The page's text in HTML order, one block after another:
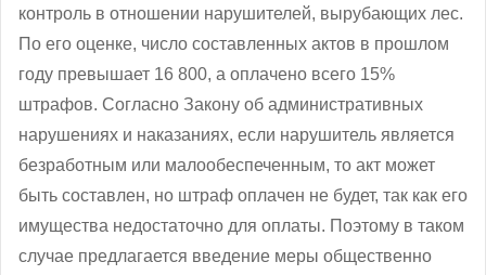
контроль в отношении нарушителей, вырубающих лес.
По его оценке, число составленных актов в прошлом
году превышает 16 800, а оплачено всего 15%
штрафов. Согласно Закону об административных
нарушениях и наказаниях, если нарушитель является
безработным или малообеспеченным, то акт может
быть составлен, но штраф оплачен не будет, так как его
имущества недостаточно для оплаты. Поэтому в таком
случае предлагается введение меры общественно